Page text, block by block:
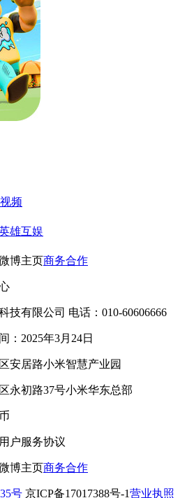
视频
雄互娱
博主页商务合作
技有限公司 电话：010-60606666
：2025年3月24日
安居路小米智慧产业园
永初路37号小米华东总部
用户服务协议
博主页商务合作
号 京ICP备17017388号-1营业执照